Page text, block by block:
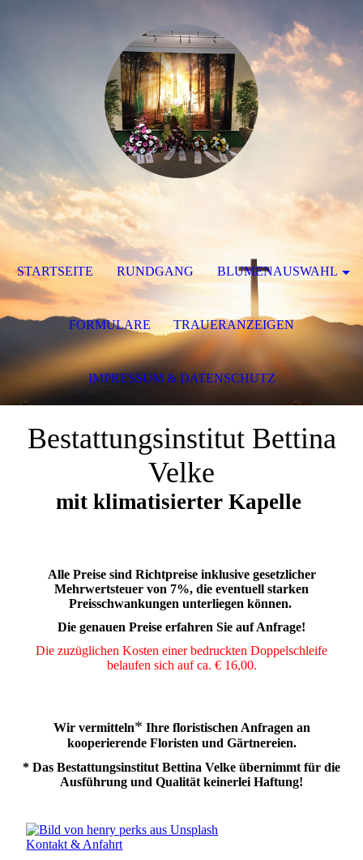
Bestattungsinstitut Bettina
Velke
mit klimatisierter Kapelle
Alle Preise sind Richtpreise inklusive gesetzlicher
Mehrwertsteuer von 7%, die eventuell starken
Preisschwankungen unterliegen können.
Die genauen Preise erfahren Sie auf Anfrage!
Die zuzüglichen Kosten einer bedruckten Doppelschleife
belaufen sich auf ca. € 16,00.
Wir vermitteln* Ihre floristischen Anfragen an
kooperierende Floristen und Gärtnereien.
* Das Bestattungsinstitut Bettina Velke übernimmt für die
Ausführung und Qualität keinerlei Haftung!
Kontakt & Anfahrt
STARTSEITE RUNDGANG BLUMENAUSWAHL
FORMULARE TRAUERANZEIGEN
IMPRESSUM & DATENSCHUTZ